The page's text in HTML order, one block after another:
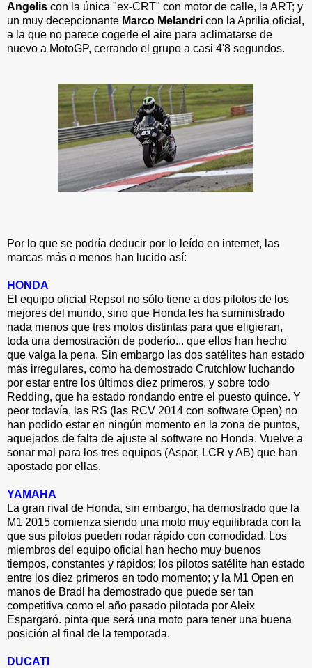
Angelis con la única "ex-CRT" con motor de calle, la ART; y
un muy decepcionante Marco Melandri con la Aprilia oficial,
a la que no parece cogerle el aire para aclimatarse de
nuevo a MotoGP, cerrando el grupo a casi 4'8 segundos.
Por lo que se podría deducir por lo leído en internet, las
marcas más o menos han lucido así:
HONDA
El equipo oficial Repsol no sólo tiene a dos pilotos de los
mejores del mundo, sino que Honda les ha suministrado
nada menos que tres motos distintas para que eligieran,
toda una demostración de poderío... que ellos han hecho
que valga la pena. Sin embargo las dos satélites han estado
más irregulares, como ha demostrado Crutchlow luchando
por estar entre los últimos diez primeros, y sobre todo
Redding, que ha estado rondando entre el puesto quince. Y
peor todavía, las RS (las RCV 2014 con software Open) no
han podido estar en ningún momento en la zona de puntos,
aquejados de falta de ajuste al software no Honda. Vuelve a
sonar mal para los tres equipos (Aspar, LCR y AB) que han
apostado por ellas.
YAMAHA
La gran rival de Honda, sin embargo, ha demostrado que la
M1 2015 comienza siendo una moto muy equilibrada con la
que sus pilotos pueden rodar rápido con comodidad. Los
miembros del equipo oficial han hecho muy buenos
tiempos, constantes y rápidos; los pilotos satélite han estado
entre los diez primeros en todo momento; y la M1 Open en
manos de Bradl ha demostrado que puede ser tan
competitiva como el año pasado pilotada por Aleix
Espargaró. pinta que será una moto para tener una buena
posición al final de la temporada.
DUCATI